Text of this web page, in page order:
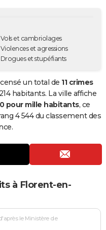
Vols et cambriolages
Violences et agressions
Drogues et stupéfiants
un total de 11 crimes
habitants. La ville affiche
pour mille habitants, ce
4 544 du classement des
à Florent-en-
le Ministère de